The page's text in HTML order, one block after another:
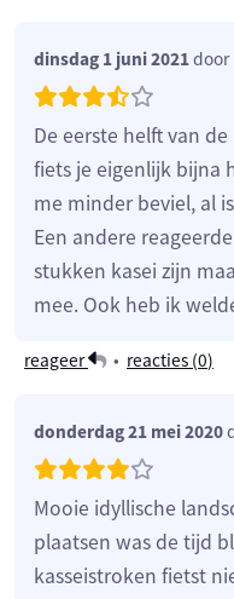
dinsdag 1 juni 2021door
De eerste helft van
fiets je eigenlijk bijna
me minder beviel, al
Een andere
stukken kasei zijn
mee. Ook heb ik
reageer • reacties (0)
donderdag 21 mei 2020
Mooie idyllische
plaatsen was de tijd
kasseistroken fietst